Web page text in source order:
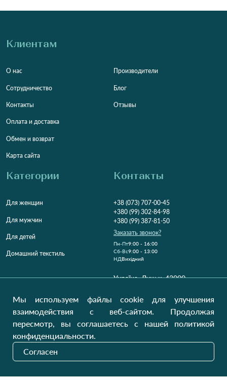
Клиентам
О нас
Сотрудничество
Контакты
Оплата и доставка
Обмен и возврат
Карта сайта
Производители
Блог
Отзывы
Категории
Для женщин
Для мужчин
Для детей
Домашний текстиль
Контакты
+38 (073) 707-00-45
+380 (99) 302-84-98
+380 (99) 387-81-50
Заказать звонок?
Пн-Пт9:00 - 16:00
Cб-Вс9:00 - 13:00
НДВихідний
Україна, Луцьк, 43000
Наши обновления
Мы используем файлы cookie для улучшения
взаимодействия с веб-сайтом. Продолжая
пересмотр, вы соглашаетесь с нашей политикой
конфиденциальности.
Согласен